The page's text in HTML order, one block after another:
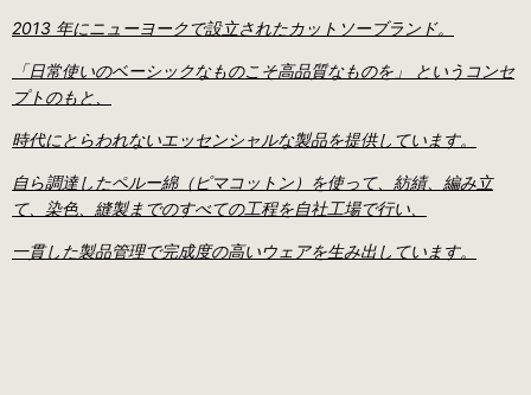
2013 年にニューヨークで設立されたカットソーブランド。
「日常使いのベーシックなものこそ高品質なものを」 というコンセ
プトのもと、
時代にとらわれないエッセンシャルな製品を提供しています。
自ら調達したペルー綿（ピマコットン）を使って、紡績、編み立
て、染色、縫製までのすべての工程を自社工場で行い、
一貫した製品管理で完成度の高いウェアを生み出しています。